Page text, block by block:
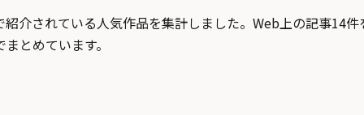
介されている人気作品を集計しました。Web上の記事14件
とめています。